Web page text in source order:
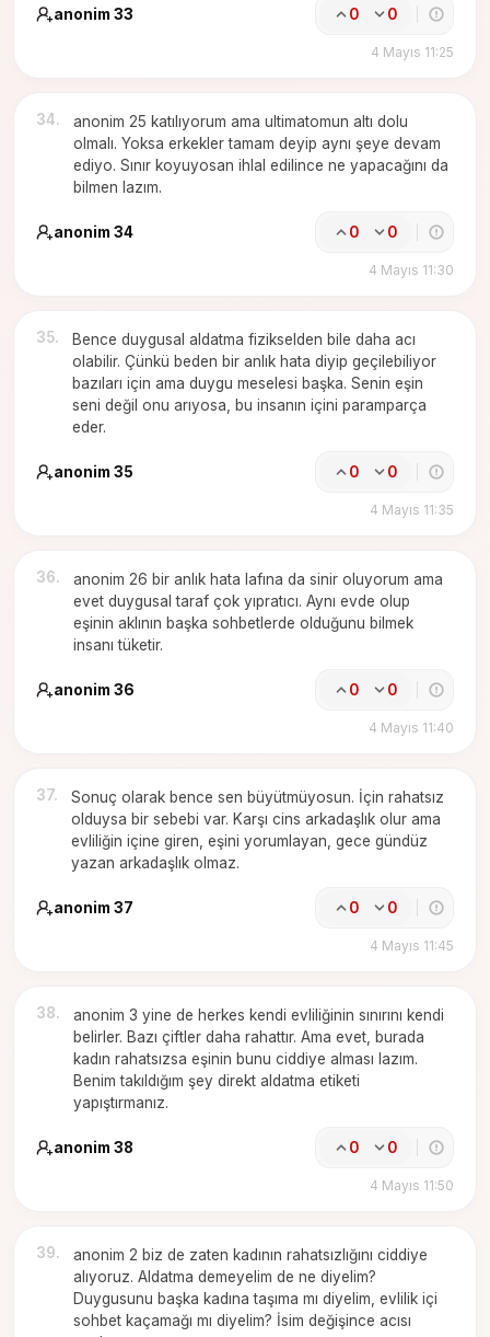
anonim 33 0 0
4 Mayıs 11:25
34.
anonim 25 katılıyorum ama ultimatomun altı dolu
olmalı. Yoksa erkekler tamam deyip aynı şeye devam
ediyo. Sınır koyuyosan ihlal edilince ne yapacağını da
bilmen lazım.
anonim 34 0 0
4 Mayıs 11:30
35.
Bence duygusal aldatma fizikselden bile daha acı
olabilir. Çünkü beden bir anlık hata diyip geçilebiliyor
bazıları için ama duygu meselesi başka. Senin eşin
seni değil onu arıyosa, bu insanın içini paramparça
eder.
anonim 35 0 0
4 Mayıs 11:35
36.
anonim 26 bir anlık hata lafına da sinir oluyorum ama
evet duygusal taraf çok yıpratıcı. Aynı evde olup
eşinin aklının başka sohbetlerde olduğunu bilmek
insanı tüketir.
anonim 36 0 0
4 Mayıs 11:40
37.
Sonuç olarak bence sen büyütmüyosun. İçin rahatsız
olduysa bir sebebi var. Karşı cins arkadaşlık olur ama
evliliğin içine giren, eşini yorumlayan, gece gündüz
yazan arkadaşlık olmaz.
anonim 37 0 0
4 Mayıs 11:45
38.
anonim 3 yine de herkes kendi evliliğinin sınırını kendi
belirler. Bazı çiftler daha rahattır. Ama evet, burada
kadın rahatsızsa eşinin bunu ciddiye alması lazım.
Benim takıldığım şey direkt aldatma etiketi
yapıştırmanız.
anonim 38 0 0
4 Mayıs 11:50
39.
anonim 2 biz de zaten kadının rahatsızlığını ciddiye
alıyoruz. Aldatma demeyelim de ne diyelim?
Duygusunu başka kadına taşıma mı diyelim, evlilik içi
sohbet kaçamağı mı diyelim? İsim değişince acısı